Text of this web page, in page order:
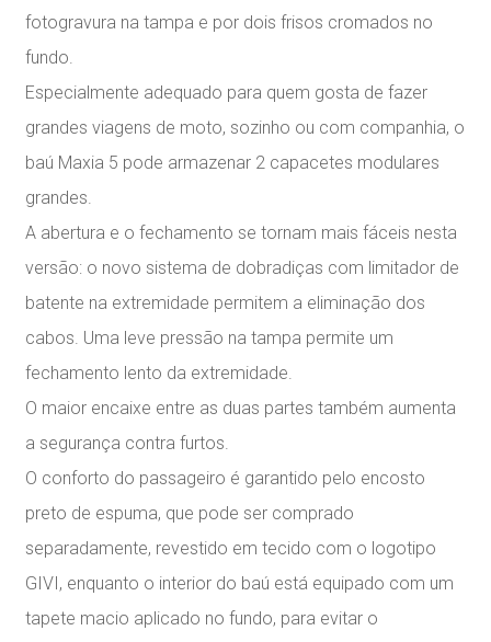
fotogravura na tampa e por dois frisos cromados no
fundo.
Especialmente adequado para quem gosta de fazer
grandes viagens de moto, sozinho ou com companhia, o
baú Maxia 5 pode armazenar 2 capacetes modulares
grandes.
A abertura e o fechamento se tornam mais fáceis nesta
versão: o novo sistema de dobradiças com limitador de
batente na extremidade permitem a eliminação dos
cabos. Uma leve pressão na tampa permite um
fechamento lento da extremidade.
O maior encaixe entre as duas partes também aumenta
a segurança contra furtos.
O conforto do passageiro é garantido pelo encosto
preto de espuma, que pode ser comprado
separadamente, revestido em tecido com o logotipo
GIVI, enquanto o interior do baú está equipado com um
tapete macio aplicado no fundo, para evitar o